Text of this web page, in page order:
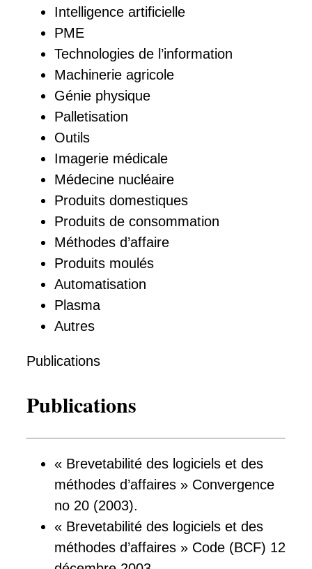
Intelligence artificielle
PME
Technologies de l’information
Machinerie agricole
Génie physique
Palletisation
Outils
Imagerie médicale
Médecine nucléaire
Produits domestiques
Produits de consommation
Méthodes d’affaire
Produits moulés
Automatisation
Plasma
Autres
Publications
Publications
« Brevetabilité des logiciels et des
méthodes d’affaires » Convergence
no 20 (2003).
« Brevetabilité des logiciels et des
méthodes d’affaires » Code (BCF) 12